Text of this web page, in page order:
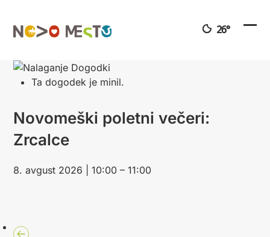
vsebino
26°
Ta dogodek je minil.
Novomeški poletni večeri:
Zrcalce
8. avgust 2026 | 10:00 – 11:00